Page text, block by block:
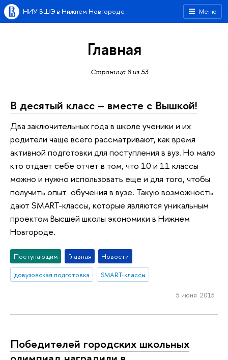
Меню
НИУ ВШЭ в Нижнем Новгороде
Главная
Страница 8 из 53
В десятый класс – вместе с Вышкой!
Два заключительных года в школе ученики и их
родители чаще всего рассматривают, как время
активной подготовки для поступления в вуз. Но мало
кто отдает себе отчет в том, что 10 и 11 классы
можно и нужно использовать еще и для того, чтобы
получить опыт обучения в вузе. Такую возможность
дают SMART-классы, которые являются уникальным
проектом Высшей школы экономики в Нижнем
Новгороде.
Поступающим Главная
Новости
довузовская подготовка
SMART-классы
5 июня 2015
Победителей городских школьных